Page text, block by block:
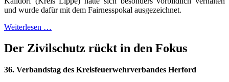
und wurde dafür mit dem Fairnesspokal ausgezeichnet.
Weiterlesen …
Der Zivilschutz rückt in den Fokus
36. Verbandstag des Kreisfeuerwehrverbandes Herford